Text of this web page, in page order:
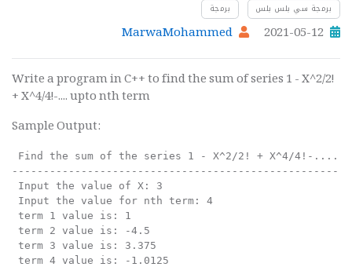
برمجة سي بلس بلس برمجة
2021-05-12
MarwaMohammed
Write a program in C++ to find the sum of series 1 - X^2/2!
+ X^4/4!-.... upto nth term
Sample Output:
Find the sum of the series 1 - X^2/2!
Input the value
Input the value for nth
term 1 value
term 2 value
term 3 value is:
term 4 value is: -